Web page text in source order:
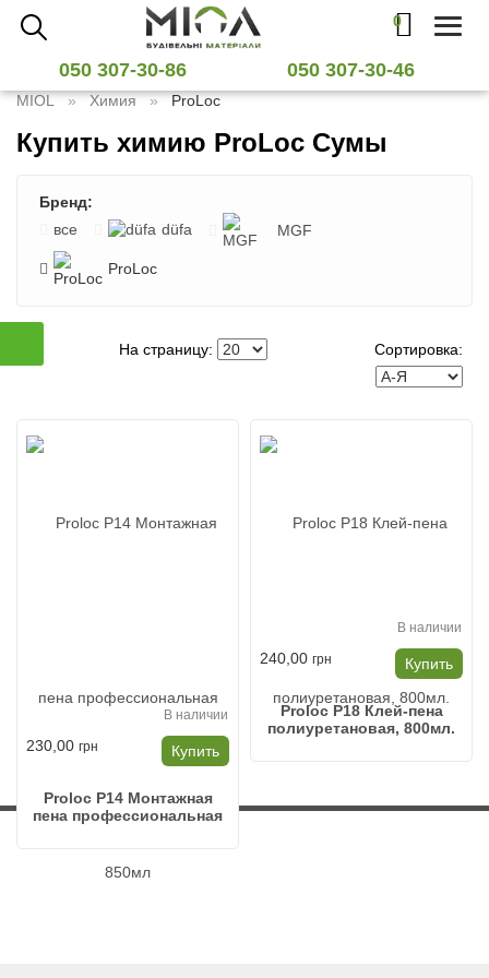
0
Toggle
050 307-30-86 050 307-30-46
MIOL Химия ProLoc
Купить химию ProLoc Сумы
Бренд:
все
düfa MGF
ProLoc
На страницу: Сортировка:
В наличии
230,00 грн Купить
Proloc P14 Монтажная
пена профессиональная
В наличии
240,00 грн Купить
Proloc P18 Клей-пена
полиуретановая, 800мл.